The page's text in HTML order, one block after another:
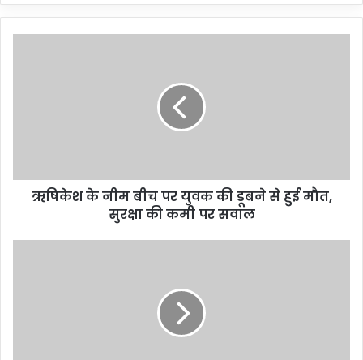
ऋषिकेश के नीम बीच पर युवक की डूबने से हुई मौत,
सुरक्षा की कमी पर सवाल